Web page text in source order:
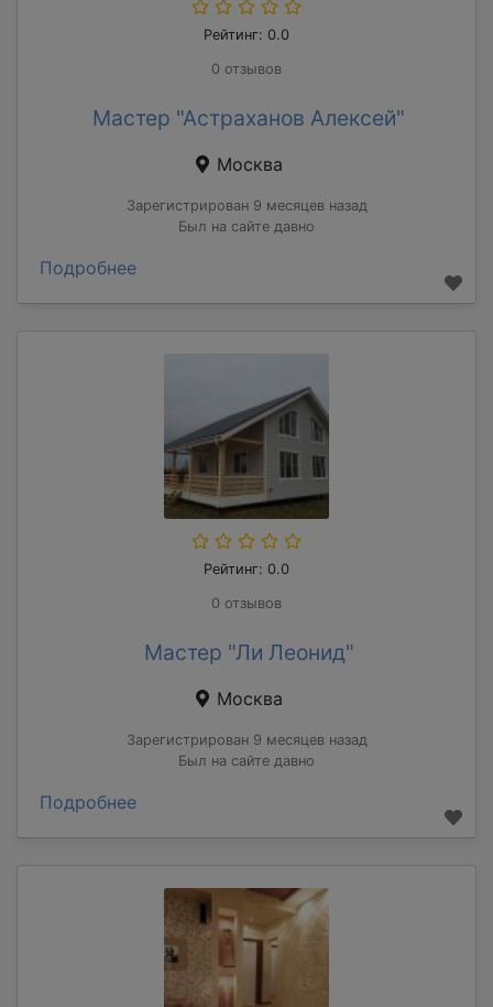
Рейтинг: 0.0
0 отзывов
Мастер "Астраханов Алексей"
Москва
Зарегистрирован 9 месяцев назад
Был на сайте давно
Подробнее
Рейтинг: 0.0
0 отзывов
Мастер "Ли Леонид"
Москва
Зарегистрирован 9 месяцев назад
Был на сайте давно
Подробнее